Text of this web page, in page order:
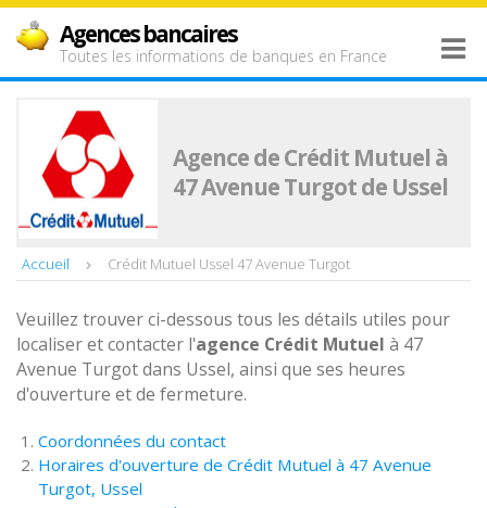
Agences bancaires
Toutes les informations de banques en France
Agence de Crédit Mutuel à
47 Avenue Turgot de Ussel
Accueil Crédit Mutuel Ussel 47 Avenue Turgot
Veuillez trouver ci-dessous tous les détails utiles pour
localiser et contacter l'agence Crédit Mutuel à 47
Avenue Turgot dans Ussel, ainsi que ses heures
d'ouverture et de fermeture.
Coordonnées du contact
Horaires d'ouverture de Crédit Mutuel à 47 Avenue
Turgot, Ussel